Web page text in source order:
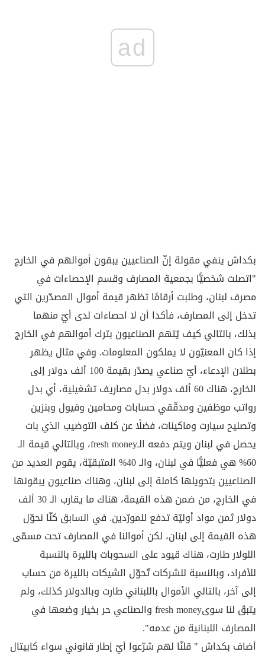
ad
بكداش ينفي مقولة إنّ الصناعيين يبقون أموالهم في الخارج
"اتصلت شخصيًّا بجمعية المصارف وقسم الإحصاءات في
مصرف لبنان، وطلبت أرقامًا تظهر قيمة أموال المصدّرين التي
تدخل إلى المصارف، فأكدا أن لا احصاءات لدى أيّ منهما
بذلك، بالتالي كيف يُتهم الصناعيون بترك أموالهم في الخارج
إذا كان المعنيّون لا يملكون المعلومات. وفي مثال يظهر
بطلان الإدعاء، أيّ صناعي يصدّر بقيمة 100 ألف دولار إلى
الخارج، هناك 60 ألف دولار بدل مصاريف تشغيلية، أي بدل
رواتب موظفين ومدقّقي حسابات ومحامين وفيول وبنزين
وتصليح سيارت وماكينات، فضلًا عن كلف التوضيب الذي بات
يحصل في لبنان ويتم دفعه الـfresh money، وبالتالي قيمة الـ
60% هي فعليًّا في لبنان، والـ 40% المتبقيّة، يقوم العديد من
الصناعيين بتحويلها كاملة إلى لبنان، وهناك صناعيون يبقونها
في الخارج، من ضمن هذه القيمة، هناك ما يقارب الـ 30 ألف
دولار ثمن مواد أوليّة تدفع للمورّدين. في السابق كنّا نحوّل
هذه القيمة إلى لبنان، لكن أموالنا في المصارف تحت مسمّى
اللولار طارت، هناك قيود على السحوبات بالليرة بالنسبة
للأفراد، وبالنسبة للشركات تُحوّل الشيكات بالليرة من حساب
إلى آخر، بالتالي الأموال باللبناني طارت وبالدولار كذلك، ولم
يتبقَ لنا سوىfresh money والصناعي حر بخيار وضعها في
المصارف اللبنانية من عدمه".
أضاف بكداش " قلنّا لهم شرّعوا أيّ إطار قانوني سواء كابيتال